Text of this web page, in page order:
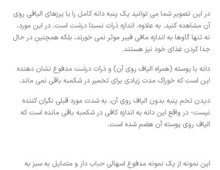
در این تصویر شما می توانید یک پنبه دانه کامل را با پرزهای الیافی روی
آن مشاهده کنید. به علاوه، اندازه ذرات نسبتا درشت است. در این مورد،
نه تنها گاوها به اندازه مافی فیبر موثر نمی خورند، بلکه همچنین در حال
جدا کردن غذای خود نیز هستند.
دانه با پوسته (همراه الیاف روی آن) و ذرات درشت مدفوع نشان دهنده
این است که خوراک مدت زیادی برای تخمیر در شکمبه باقی نمی ماند.
دیدن تخم پنبه بدون الیاف روی آن، به شدت مورد قبلی نگران کننده
نیست- در واقع این دانه به اندازه کافی در شکمبه باقی مانده است که
الیاف روی پوسته آن هضم شده است.
این نمونه از یک نمونه مدفوع اسهالی حباب دار و متمایل به سبز به